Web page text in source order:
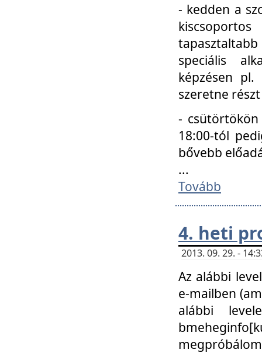
- kedden a
speciális
képzésen
szeretne
- csütörtökön
18:00-tól
bővebb
...
Tovább
4. heti
2013. 09. 29. -
Az alábbi
e-mailben
alábbi